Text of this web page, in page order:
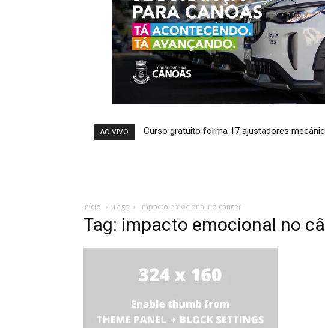
AO VIVO Curso gratuito forma 17 ajustadores
Início Tags Impacto emocional no câncer
Tag: impacto emocional no